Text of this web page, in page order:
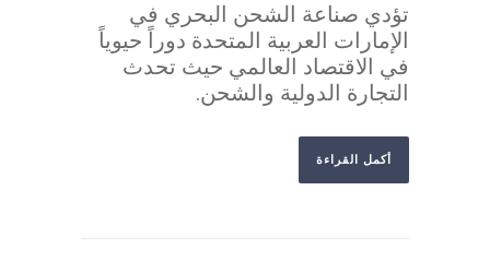
تؤدي صناعة الشحن البحري في
الإمارات العربية المتحدة دوراً حيوياً
في الاقتصاد العالمي حيث تحدث
التجارة الدولية والشحن.
أكمل القراءة